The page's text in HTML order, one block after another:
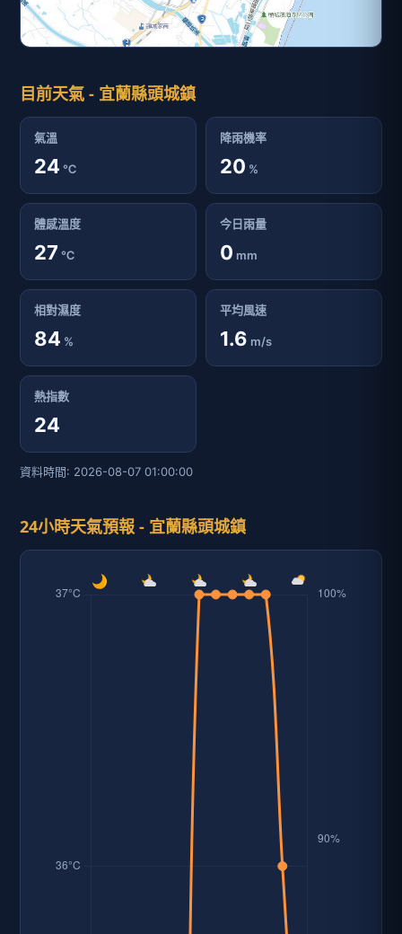
目前天氣 - 宜蘭縣頭城鎮
氣溫
24 ℃
降雨機率
20 %
體感溫度
27 ℃
今日雨量
0 mm
相對濕度
84 %
平均風速
1.6 m/s
熱指數
24
資料時間: 2026-08-07 01:00:00
24小時天氣預報 - 宜蘭縣頭城鎮